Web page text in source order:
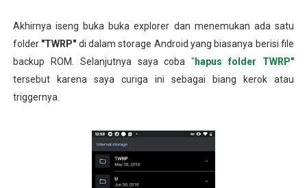
Akhirnya iseng buka buka explorer dan menemukan ada satu
folder "TWRP" di dalam storage Android yang biasanya berisi file
backup ROM. Selanjutnya saya coba" hapus folder TWRP"
tersebut karena saya curiga ini sebagai biang kerok atau
triggernya.